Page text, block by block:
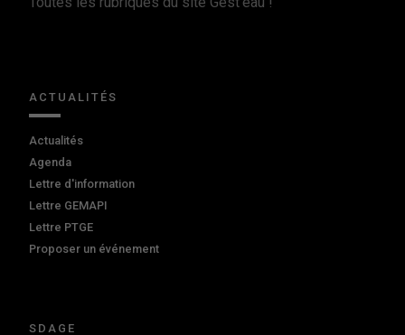
ACTUALITÉS
Actualités
Agenda
Lettre d'information
Lettre GEMAPI
Lettre PTGE
Proposer un événement
SDAGE